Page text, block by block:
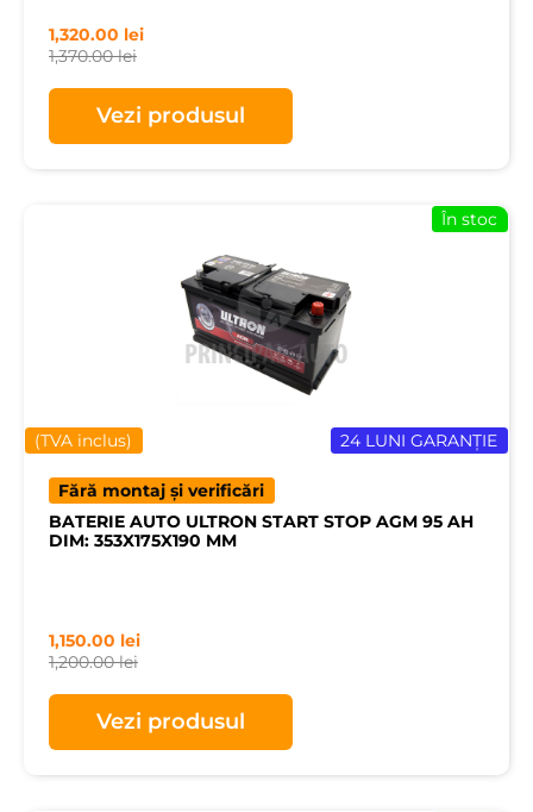
1,370.00lei
1,320.00 lei
Vezi produsul
24 LUNI GARANȚIE
(TVA inclus)
În stoc
Fără montaj și verificări
BATERIE AUTO ULTRON START STOP AGM 95 AH
DIM: 353X175X190 MM
1,200.00lei
1,150.00 lei
Vezi produsul